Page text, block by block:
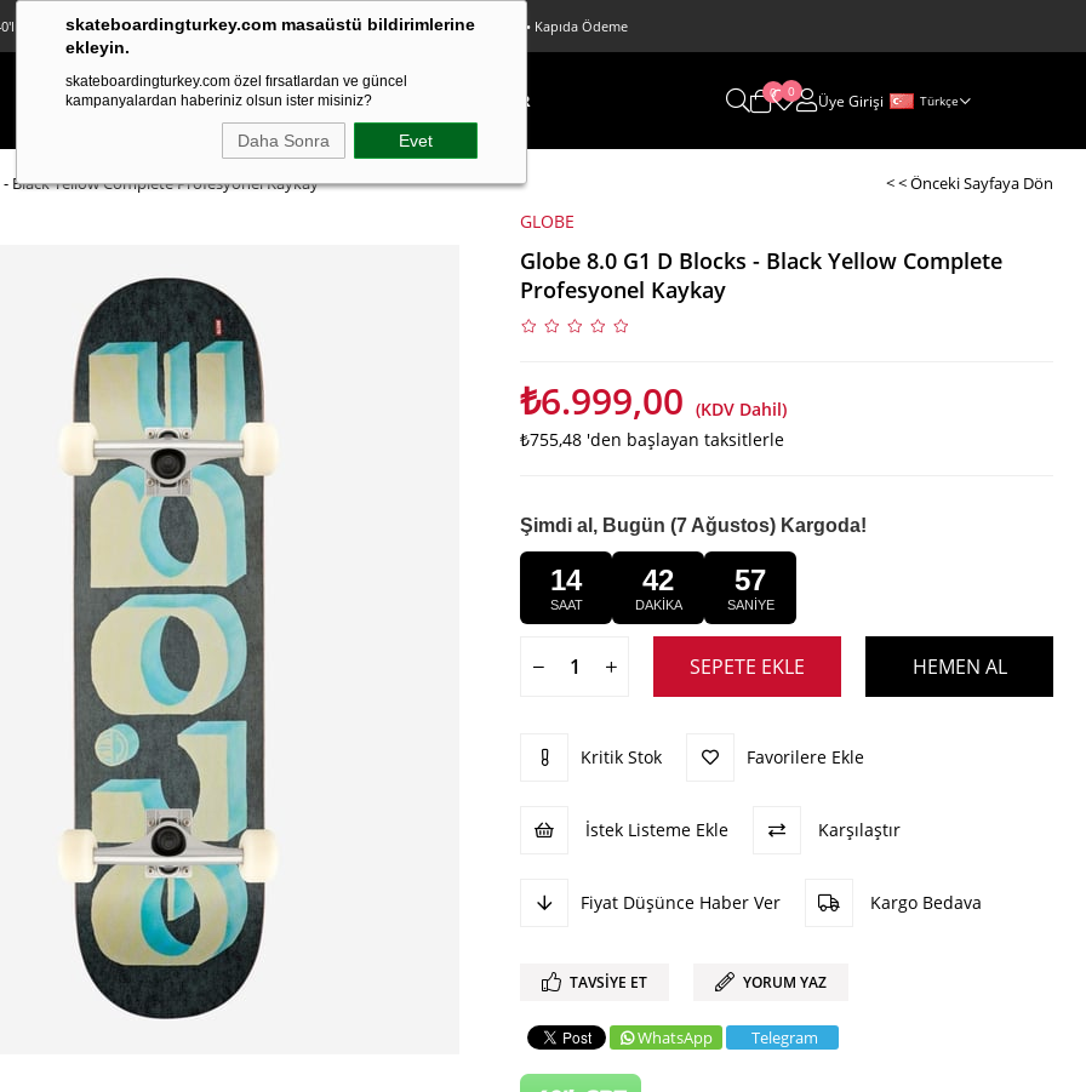
skateboardingturkey.com masaüstü bildirimlerine
ekleyin.
skateboardingturkey.com özel fırsatlardan ve güncel
kampanyalardan haberiniz olsun ister misiniz?
Daha Sonra Evet
Sticker Paketi Hediye • Ücretsiz Kargo • Sürpriz Hediyeler • Peşin Fiyatına 3 Taksit • Kapıda Ödeme
KAYKAYLONGBOARDFINGERBOARDTEKSTİL KAMPANYALAR 0 0 Üye Girişi Türkçe
- Black Yellow Complete Profesyonel Kaykay < < Önceki Sayfaya Dön
GLOBE
Globe 8.0 G1 D Blocks - Black Yellow Complete
Profesyonel Kaykay
₺6.999,00 (KDV Dahil)
₺755,48 'den başlayan taksitlerle
Şimdi al, Bugün (7 Ağustos) Kargoda!
14
SAAT
42
DAKİKA
56
SANİYE
Kritik Stok Favorilere Ekle
İstek Listeme Ekle Karşılaştır
Fiyat Düşünce Haber Ver Kargo Bedava
TAVSIYE ET YORUM YAZ
WhatsApp Telegram